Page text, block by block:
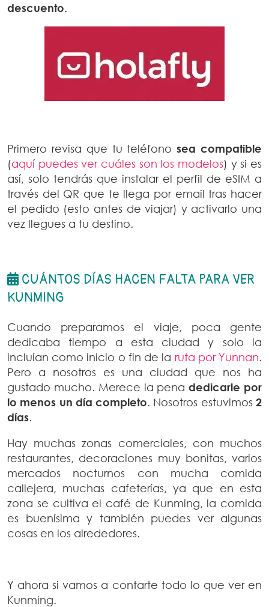
descuento.
Primero revisa que tu teléfonosea compatible
(aquí puedes ver cuáles son los modelos) y si es
así, solo tendrás que instalar el perfil de eSIM a
través del QR que te llega por email tras hacer
el pedido (esto antes de viajar) y activarlo una
vez llegues a tu destino.
CUÁNTOS DÍAS HACEN FALTA PARA VER
KUNMING
Cuando preparamos el viaje, poca gente
dedicaba tiempo a esta ciudad y solo la
incluían como inicio o fin de la ruta por Yunnan.
Pero a nosotros es una ciudad que nos ha
gustado mucho. Merece la penadedicarle por
lo menos un día completo. Nosotros estuvimos2
días.
Hay muchas zonas comerciales, con muchos
restaurantes, decoraciones muy bonitas, varios
mercados nocturnos con mucha comida
callejera, muchas cafeterías, ya que en esta
zona se cultiva el café de Kunming, la comida
es buenísima y también puedes ver algunas
cosas en los alrededores.
Y ahora si vamos a contarte todo lo que ver en
Kunming.